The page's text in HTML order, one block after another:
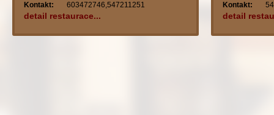
Kontakt:
603472746,547211251
detail restaurace...
Kontakt:
detail